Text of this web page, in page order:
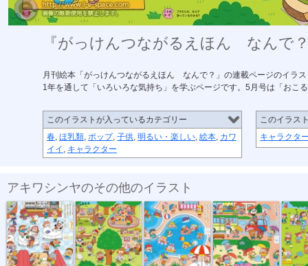
『がっけんつながるえほん なんで
月刊絵本「がっけんつながるえほん なんで？」の連載ページのイラ
1年を通して「いろいろな気持ち」を学ぶページです。5月号は「おこ
このイラストが入っているカテゴリー
春, ほ乳類, ポップ, 子供, 明るい・楽しい, 絵本, カワ
イイ , キャラクター
このイラス
キャラクタ
アキワシンヤのその他のイラスト
『がっけんつ... 『がっけんつ... 『がっけんつ...
チャイルドブ... チャイルドブ... 『チャイルド... 『チャイルド... 「超